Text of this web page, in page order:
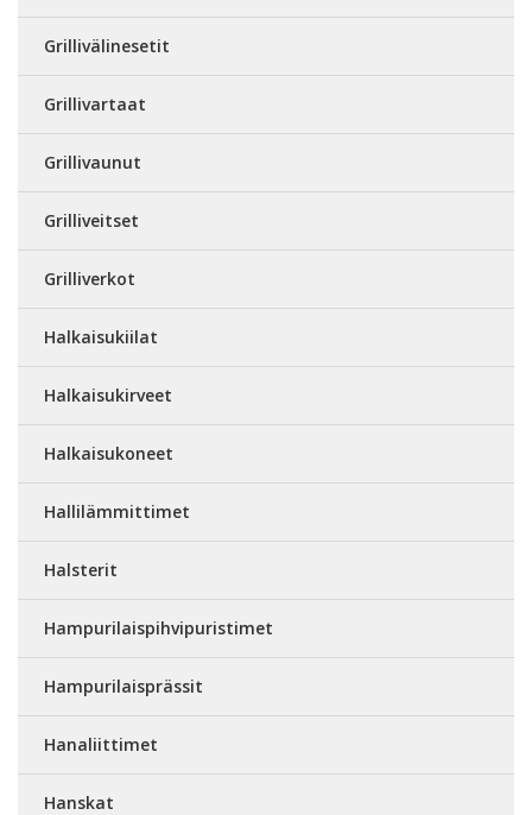
Grillivälinesetit
Grillivartaat
Grillivaunut
Grilliveitset
Grilliverkot
Halkaisukiilat
Halkaisukirveet
Halkaisukoneet
Hallilämmittimet
Halsterit
Hampurilaispihvipuristimet
Hampurilaisprässit
Hanaliittimet
Hanskat